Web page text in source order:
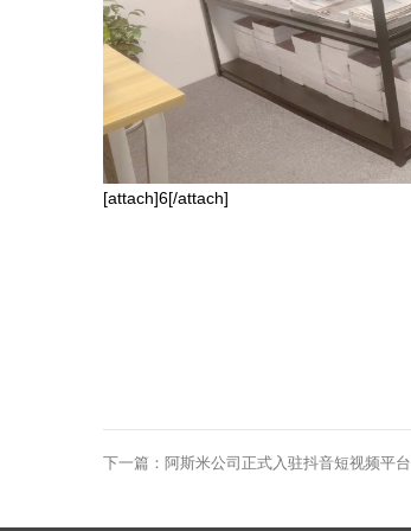
[attach]6[/attach]
下一篇： 阿斯米公司正式入驻抖音短视频平台